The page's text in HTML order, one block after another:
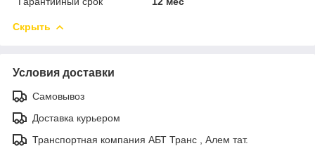
Скрыть
Условия доставки
Самовывоз
Доставка курьером
Транспортная компания АБТ Транс , Алем тат.